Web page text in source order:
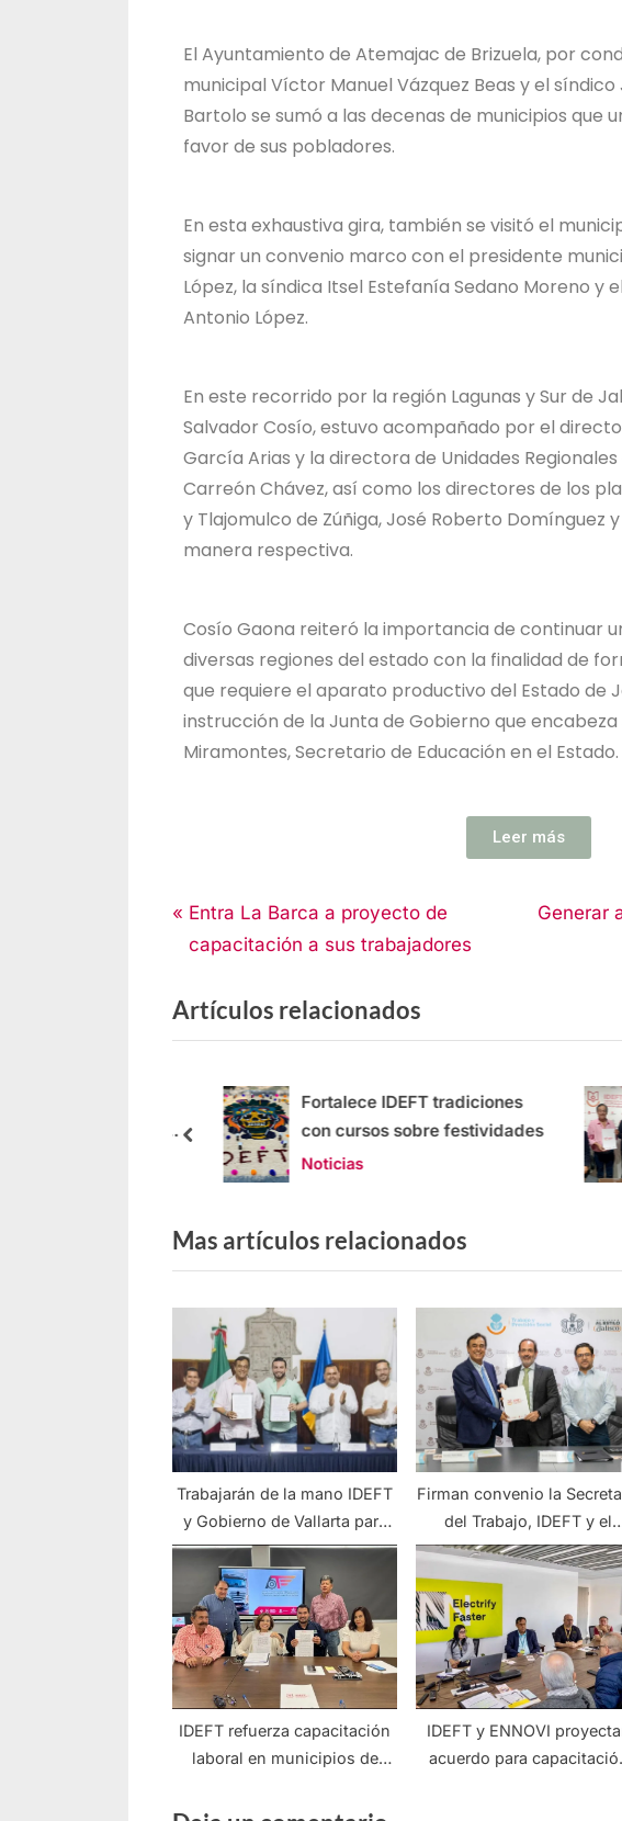
El Ayuntamiento de Atemajac de Brizuela, por
municipal Víctor Manuel Vázquez Beas y el
Bartolo se sumó a las decenas de municipios que
favor de sus pobladores.
En esta exhaustiva gira, también se visitó el
signar un convenio marco con el presidente
López, la síndica Itsel Estefanía Sedano Moreno y
Antonio López.
En este recorrido por la región Lagunas y Sur de
Salvador Cosío, estuvo acompañado por el
García Arias y la directora de Unidades
Carreón Chávez, así como los directores de los
y Tlajomulco de Zúñiga, José Roberto Domínguez
manera respectiva.
Cosío Gaona reiteró la importancia de continuar
diversas regiones del estado con la finalidad de
que requiere el aparato productivo del Estado de
instrucción de la Junta de Gobierno que encabeza
Miramontes, Secretario de Educación en el Estado.
Leer más
Noticias
Entra La Barca a proyecto de
capacitación a sus trabajadores
Generar
Artículos relacionados
Fortalece IDEFT tradiciones
con cursos sobre festividades
Noticias
Mas artículos relacionados
Trabajarán de la mano IDEFT
y Gobierno de Vallarta para
plusvaluar el capital humano
Firman convenio la
del Trabajo, IDEFT y el
Servicio Nacional de
para fortalecer la
capacitación laboral en
Jalisco
IDEFT refuerza capacitación
laboral en municipios de
IDEFT y ENNOVI
acuerdo para